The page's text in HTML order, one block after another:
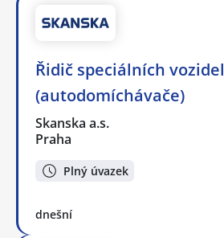
Řidič speciálních vozidel
(autodomíchávače)
Skanska a.s.
Praha
Plný úvazek
dnešní